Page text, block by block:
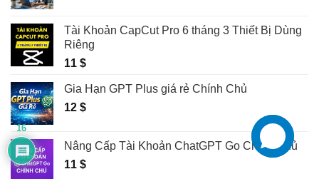
Tài Khoản CapCut Pro 6 tháng 3 Thiết Bị Dùng
Riêng
11 $
Gia Hạn GPT Plus giá rẻ Chính Chủ
12 $
Nâng Cấp Tài Khoản ChatGPT Go Chính Chủ
11 $
16